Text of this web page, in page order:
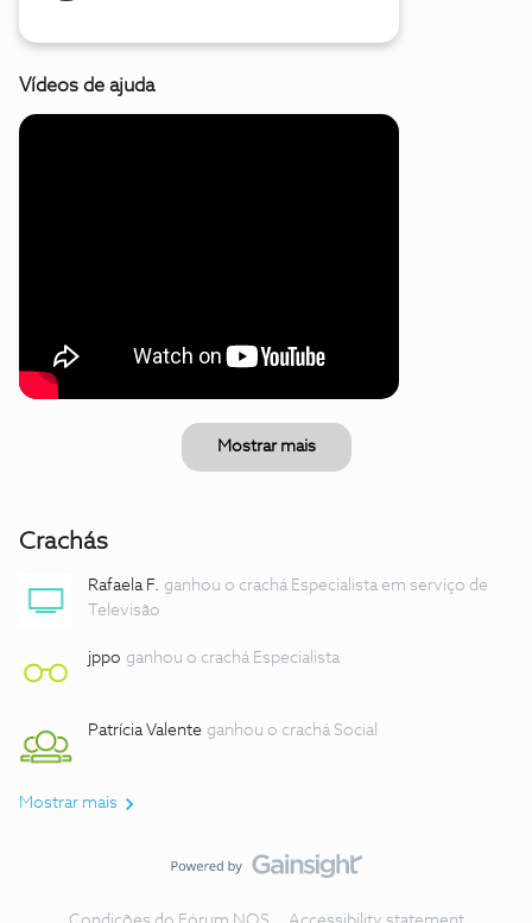
Vídeos de ajuda
Mostrar mais
Crachás
Rafaela F. ganhou o crachá Especialista em serviço de
Televisão
jppo ganhou o crachá Especialista
Patrícia Valente ganhou o crachá Social
Mostrar mais